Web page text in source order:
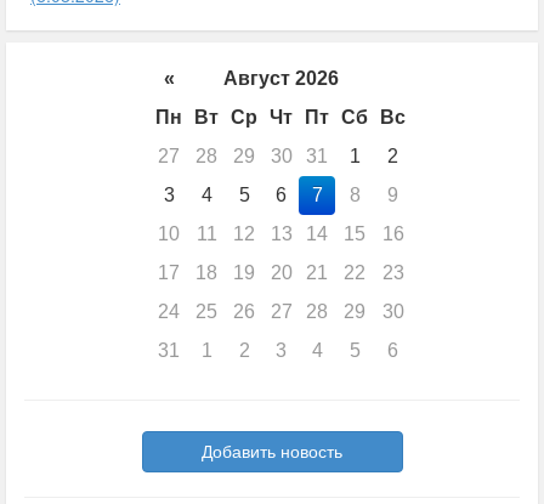
«
Август 2026
Пн
Вт Ср Чт Пт Сб
Вс
27
28 29 30 31 1
2
3
4 5 6 7 8
9
10
11 12 13 14 15
16
17
18 19 20 21 22
23
24
25 26 27 28 29
30
31
1 2 3 4 5 6
Добавить новость